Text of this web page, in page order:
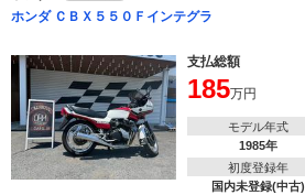
ホンダ ＣＢＸ５５０Ｆインテグラ
支払総額
185万円
モデル年式
1985年
初度登録年
国内未登録(中古)